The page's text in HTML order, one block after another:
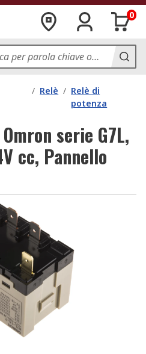
0
/ Relè / Relè di
potenza
serie G7L,
cc, Pannello